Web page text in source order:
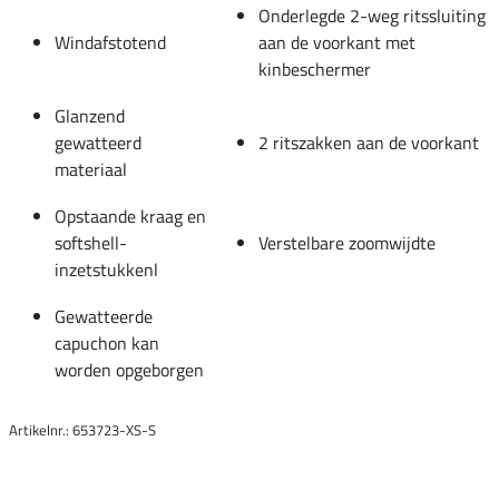
Windafstotend
Onderlegde 2-weg ritssluiting
aan de voorkant met
kinbeschermer
Glanzend
gewatteerd
materiaal
2 ritszakken aan de voorkant
Opstaande kraag en
softshell-
inzetstukkenl
Verstelbare zoomwijdte
Gewatteerde
capuchon kan
worden opgeborgen
Artikelnr.: 653723-XS-S